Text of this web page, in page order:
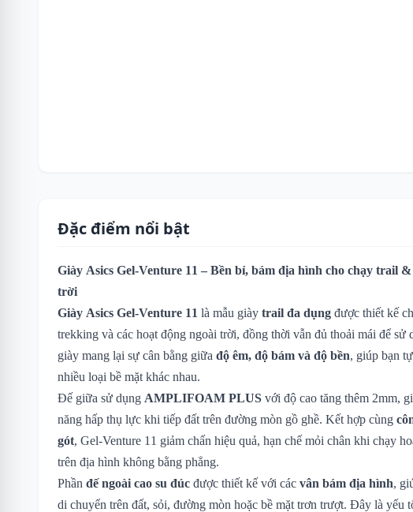
Đặc điểm nổi bật
Giày Asics Gel-Venture 11 – Bền bỉ, bám địa hình cho chạy trail
trời
Giày Asics Gel-Venture 11 là mẫu giày trail đa dụng được thiết kế
trekking và các hoạt động ngoài trời, đồng thời vẫn đủ thoải mái để sử
giày mang lại sự cân bằng giữa độ êm, độ bám và độ bền, giúp bạn
nhiều loại bề mặt khác nhau.
Đế giữa sử dụng AMPLIFOAM PLUS với độ cao tăng thêm 2mm,
năng hấp thụ lực khi tiếp đất trên đường mòn gồ ghề. Kết hợp cùng
gót, Gel-Venture 11 giảm chấn hiệu quả, hạn chế mỏi chân khi chạy
trên địa hình không bằng phẳng.
Phần đế ngoài cao su đúc được thiết kế với các vân bám địa hình,
di chuyển trên đất, sỏi, đường mòn hoặc bề mặt trơn trượt. Đây là yếu